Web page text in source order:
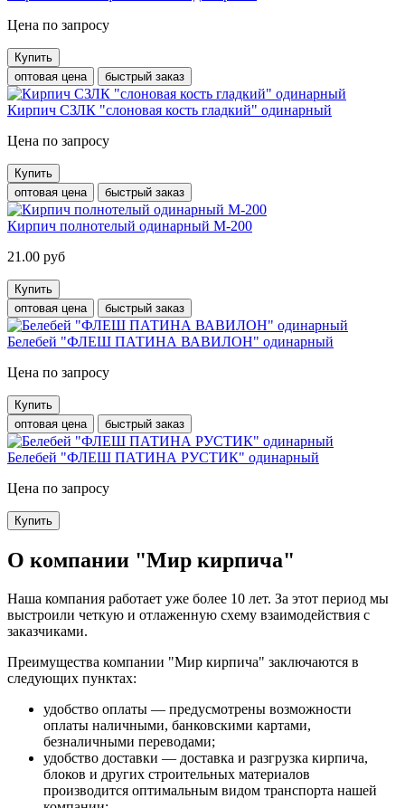
Цена по запросу
Купить
оптовая цена
быстрый заказ
Кирпич СЗЛК "слоновая кость гладкий" одинарный
Цена по запросу
Купить
оптовая цена
быстрый заказ
Кирпич полнотелый одинарный М-200
21.00 руб
Купить
оптовая цена
быстрый заказ
Белебей "ФЛЕШ ПАТИНА ВАВИЛОН" одинарный
Цена по запросу
Купить
оптовая цена
быстрый заказ
Белебей "ФЛЕШ ПАТИНА РУСТИК" одинарный
Цена по запросу
Купить
О компании "Мир кирпича"
Наша компания работает уже более 10 лет. За этот период мы
выстроили четкую и отлаженную схему взаимодействия с
заказчиками.
Преимущества компании "Мир кирпича" заключаются в
следующих пунктах:
удобство оплаты — предусмотрены возможности
оплаты наличными, банковскими картами,
безналичными переводами;
удобство доставки — доставка и разгрузка кирпича,
блоков и других строительных материалов
производится оптимальным видом транспорта нашей